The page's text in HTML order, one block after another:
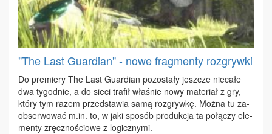
"The Last Guardian" - nowe fragmenty rozgrywki
Do pre­mie­ry The Last Gu­ar­dian po­zo­sta­ły jesz­cze nie­ca­łe
dwa ty­go­dnie, a do sie­ci tra­fił wła­śnie no­wy ma­te­riał z gry,
któ­ry tym ra­zem przed­sta­wia sa­mą roz­gryw­kę. Moż­na tu za­
ob­ser­wo­wać m.​in. to, w ja­ki spo­sób pro­duk­cja ta po­łą­czy ele­
men­ty zręcz­no­ścio­we z lo­gicz­ny­mi.